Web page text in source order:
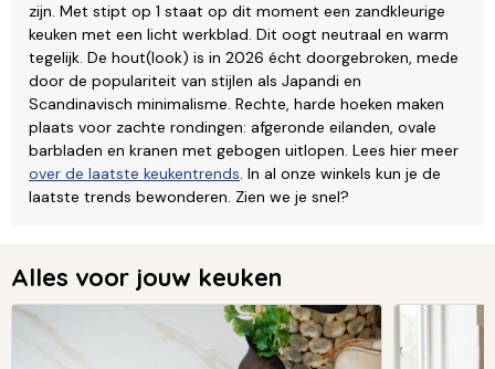
zijn. Met stipt op 1 staat op dit moment een zandkleurige
keuken met een licht werkblad. Dit oogt neutraal en warm
tegelijk. De hout(look) is in 2026 écht doorgebroken, mede
door de populariteit van stijlen als Japandi en
Scandinavisch minimalisme. Rechte, harde hoeken maken
plaats voor zachte rondingen: afgeronde eilanden, ovale
barbladen en kranen met gebogen uitlopen. Lees hier meer
over de laatste keukentrends. In al onze winkels kun je de
laatste trends bewonderen. Zien we je snel?
Alles voor jouw keuken